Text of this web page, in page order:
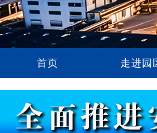
首页 走进园